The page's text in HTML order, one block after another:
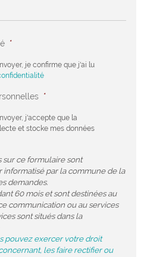
*
je confirme que j'ai lu
*
j'accepte que la
et stocke mes données
ce formulaire sont
informatisé par la commune de la
demandes.
60 mois et sont destinées au
communication ou au services
sont situés dans la
pouvez exercer votre droit
les faire rectifier ou